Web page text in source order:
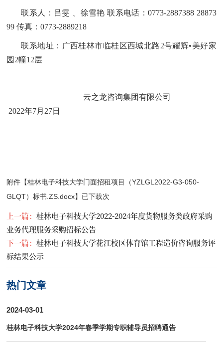
上一篇：桂林电子科技大学2022-2024年度货物服务类政府采购
业务代理服务采购招标公告
下一篇：桂林电子科技大学花江校区体育馆工程造价咨询服务评
标结果公示
热门文章
2024-03-01
桂林电子科技大学2024年春季学期专职辅导员招聘通告
联系人： 吕雯 、徐雪艳联系电话：0773-2887388 28873
99 传真：0773-2889218
联系地址： 广西桂林市临桂区西城北路2号耀辉•美好家
园2幢12层
云之龙咨询集团有限公司
2022年7月27日
附件【桂林电子科技大学门面招租项目（YZLGL2022-G3-050-
GLQT）标书.ZS.docx】已下载次